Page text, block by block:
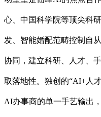
心、中国科学院等顶尖科
发、智能婚配范畴控制自
协同，建立科研、人才、
取落地性。独创的“AI+人
AI办事商的单一手艺输出